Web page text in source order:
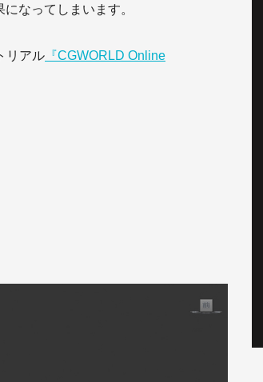
なってしまいます。
リアル 『CGWORLD Online